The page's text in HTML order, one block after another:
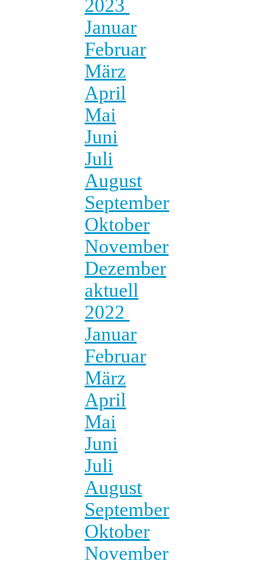
2023
Januar
Februar
März
April
Mai
Juni
Juli
August
September
Oktober
November
Dezember
aktuell
2022
Januar
Februar
März
April
Mai
Juni
Juli
August
September
Oktober
November